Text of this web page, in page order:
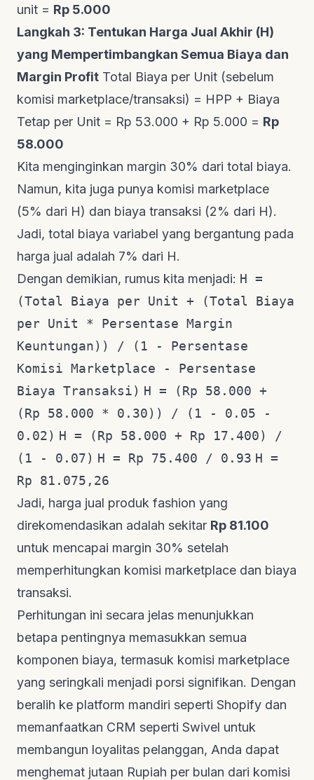
unit = Rp 5.000
Langkah 3: Tentukan Harga Jual Akhir (H)
yang Mempertimbangkan Semua Biaya dan
Margin Profit Total Biaya per Unit (sebelum
komisi marketplace/transaksi) = HPP + Biaya
Tetap per Unit = Rp 53.000 + Rp 5.000 = Rp
58.000
Kita menginginkan margin 30% dari total biaya.
Namun, kita juga punya komisi marketplace
(5% dari H) dan biaya transaksi (2% dari H).
Jadi, total biaya variabel yang bergantung pada
harga jual adalah 7% dari H.
Dengan demikian, rumus kita menjadi: H =
(Total Biaya per Unit + (Total Biaya
per Unit * Persentase Margin
Keuntungan)) / (1 - Persentase
Komisi Marketplace - Persentase
Biaya Transaksi) H = (Rp 58.000 +
(Rp 58.000 * 0.30)) / (1 - 0.05 -
0.02) H = (Rp 58.000 + Rp 17.400) /
(1 - 0.07) H = Rp 75.400 / 0.93 H =
Rp 81.075,26
Jadi, harga jual produk fashion yang
direkomendasikan adalah sekitar Rp 81.100
untuk mencapai margin 30% setelah
memperhitungkan komisi marketplace dan biaya
transaksi.
Perhitungan ini secara jelas menunjukkan
betapa pentingnya memasukkan semua
komponen biaya, termasuk komisi marketplace
yang seringkali menjadi porsi signifikan. Dengan
beralih ke platform mandiri seperti Shopify dan
memanfaatkan CRM seperti Swivel untuk
membangun loyalitas pelanggan, Anda dapat
menghemat jutaan Rupiah per bulan dari komisi